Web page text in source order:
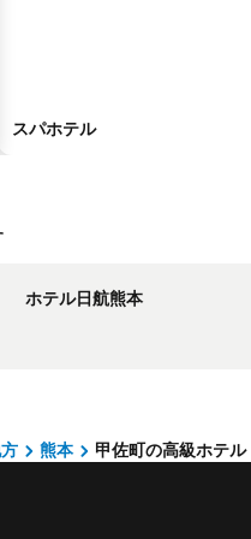
スパホテル
ホテル日航熊本
熊本 甲佐町の高級ホテル